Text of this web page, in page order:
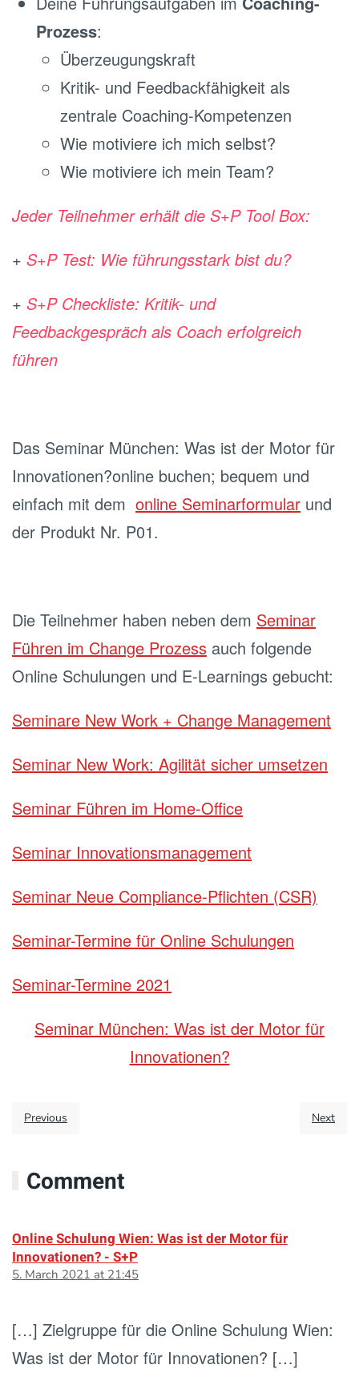
Prozess:
Überzeugungskraft
Kritik- und Feedbackfähigkeit als
zentrale Coaching-Kompetenzen
Wie motiviere ich mich selbst?
Wie motiviere ich mein Team?
Jeder Teilnehmer erhält die S+P Tool Box:
+ S+P Test: Wie führungsstark bist du?
+ S+P Checkliste: Kritik- und
Feedbackgespräch als Coach erfolgreich
führen
Das Seminar München: Was ist der Motor für
Innovationen?online buchen; bequem und
einfach mit dem online Seminarformular und
der Produkt Nr. P01.
Die Teilnehmer haben neben dem Seminar
Führen im Change Prozess auch folgende
Online Schulungen und E-Learnings gebucht:
Seminare New Work + Change Management
Seminar New Work: Agilität sicher umsetzen
Seminar Führen im Home-Office
Seminar Innovationsmanagement
Seminar Neue Compliance-Pflichten (CSR)
Seminar-Termine für Online Schulungen
Seminar-Termine 2021
Seminar München: Was ist der Motor für
Innovationen?
Previous Next
Comment
Online Schulung Wien: Was ist der Motor für
Innovationen? - S+P
5. March 2021 at 21:45
[…] Zielgruppe für die Online Schulung Wien:
Was ist der Motor für Innovationen? […]